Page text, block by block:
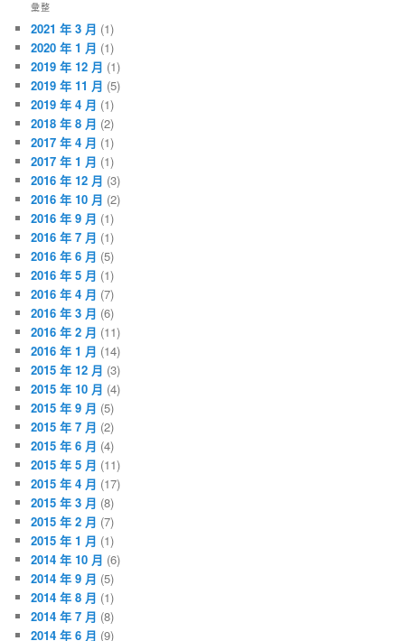
彙整
2021 年 3 月 (1)
2020 年 1 月 (1)
2019 年 12 月 (1)
2019 年 11 月 (5)
2019 年 4 月 (1)
2018 年 8 月 (2)
2017 年 4 月 (1)
2017 年 1 月 (1)
2016 年 12 月 (3)
2016 年 10 月 (2)
2016 年 9 月 (1)
2016 年 7 月 (1)
2016 年 6 月 (5)
2016 年 5 月 (1)
2016 年 4 月 (7)
2016 年 3 月 (6)
2016 年 2 月 (11)
2016 年 1 月 (14)
2015 年 12 月 (3)
2015 年 10 月 (4)
2015 年 9 月 (5)
2015 年 7 月 (2)
2015 年 6 月 (4)
2015 年 5 月 (11)
2015 年 4 月 (17)
2015 年 3 月 (8)
2015 年 2 月 (7)
2015 年 1 月 (1)
2014 年 10 月 (6)
2014 年 9 月 (5)
2014 年 8 月 (1)
2014 年 7 月 (8)
2014 年 6 月 (9)